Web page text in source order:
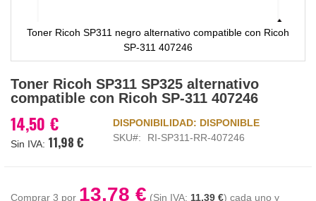
Toner Ricoh SP311 negro alternativo compatible con Ricoh
SP-311 407246
al
comienzo
la
galería
Toner Ricoh SP311 SP325 alternativo
compatible con Ricoh SP-311 407246
14,50 €
11,98 €
DISPONIBILIDAD: DISPONIBLE
SKU
RI-SP311-RR-407246
Comprar 3 por 13,78 € 11,39 € cada uno y